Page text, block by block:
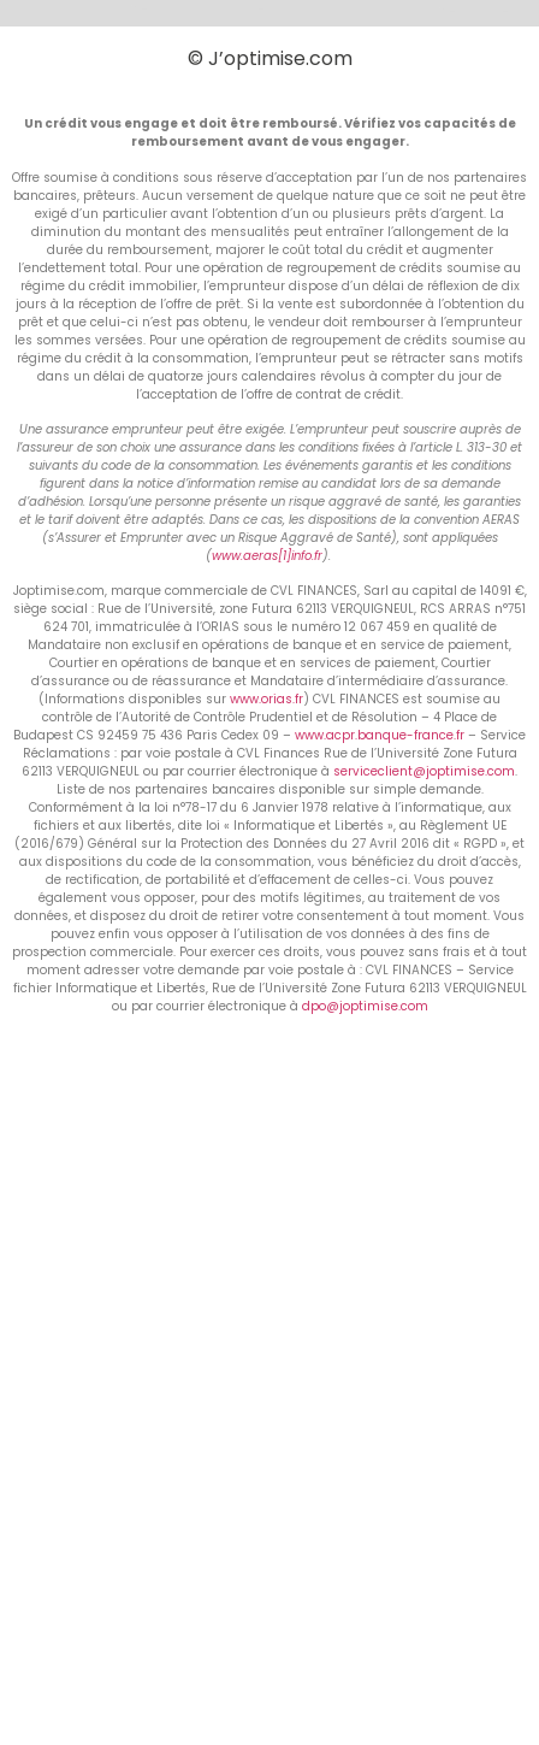
© J’optimise.com
Un crédit vous engage et doit être remboursé. Vérifiez vos capacités de
remboursement avant de vous engager.
Offre soumise à conditions sous réserve d’acceptation par l’un de nos partenaires
bancaires, prêteurs. Aucun versement de quelque nature que ce soit ne peut être
exigé d’un particulier avant l’obtention d’un ou plusieurs prêts d’argent. La
diminution du montant des mensualités peut entraîner l’allongement de la
durée du remboursement, majorer le coût total du crédit et augmenter
l’endettement total. Pour une opération de regroupement de crédits soumise au
régime du crédit immobilier, l’emprunteur dispose d’un délai de réflexion de dix
jours à la réception de l’offre de prêt. Si la vente est subordonnée à l’obtention du
prêt et que celui-ci n’est pas obtenu, le vendeur doit rembourser à l’emprunteur
les sommes versées. Pour une opération de regroupement de crédits soumise au
régime du crédit à la consommation, l’emprunteur peut se rétracter sans motifs
dans un délai de quatorze jours calendaires révolus à compter du jour de
l’acceptation de l’offre de contrat de crédit.
Une assurance emprunteur peut être exigée. L’emprunteur peut souscrire auprès de
l’assureur de son choix une assurance dans les conditions fixées à l’article L. 313-30 et
suivants du code de la consommation. Les événements garantis et les conditions
figurent dans la notice d’information remise au candidat lors de sa demande
d’adhésion. Lorsqu’une personne présente un risque aggravé de santé, les garanties
et le tarif doivent être adaptés. Dans ce cas, les dispositions de la convention AERAS
(s’Assurer et Emprunter avec un Risque Aggravé de Santé), sont appliquées
(www.aeras[1]info.fr).
Joptimise.com, marque commerciale de CVL FINANCES, Sarl au capital de 14091 €,
siège social : Rue de l’Université, zone Futura 62113 VERQUIGNEUL, RCS ARRAS n°751
624 701, immatriculée à l’ORIAS sous le numéro 12 067 459 en qualité de
Mandataire non exclusif en opérations de banque et en service de paiement,
Courtier en opérations de banque et en services de paiement, Courtier
d’assurance ou de réassurance et Mandataire d’intermédiaire d’assurance.
(Informations disponibles sur www.orias.fr) CVL FINANCES est soumise au
contrôle de l’Autorité de Contrôle Prudentiel et de Résolution – 4 Place de
Budapest CS 92459 75 436 Paris Cedex 09 – www.acpr.banque-france.fr – Service
Réclamations : par voie postale à CVL Finances Rue de l’Université Zone Futura
62113 VERQUIGNEUL ou par courrier électronique à serviceclient@joptimise.com.
Liste de nos partenaires bancaires disponible sur simple demande.
Conformément à la loi n°78-17 du 6 Janvier 1978 relative à l’informatique, aux
fichiers et aux libertés, dite loi « Informatique et Libertés », au Règlement UE
(2016/679) Général sur la Protection des Données du 27 Avril 2016 dit « RGPD », et
aux dispositions du code de la consommation, vous bénéficiez du droit d’accès,
de rectification, de portabilité et d’effacement de celles-ci. Vous pouvez
également vous opposer, pour des motifs légitimes, au traitement de vos
données, et disposez du droit de retirer votre consentement à tout moment. Vous
pouvez enfin vous opposer à l’utilisation de vos données à des fins de
prospection commerciale. Pour exercer ces droits, vous pouvez sans frais et à tout
moment adresser votre demande par voie postale à : CVL FINANCES – Service
fichier Informatique et Libertés, Rue de l’Université Zone Futura 62113 VERQUIGNEUL
ou par courrier électronique à dpo@joptimise.com